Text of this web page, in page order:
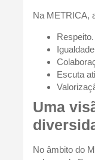
Na METRICA,
Respeito.
Escuta
Uma
No âmbito do